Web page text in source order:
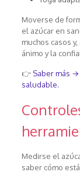
Moverse de
el azúcar en
muchos casos
ánimo y la
👉 Saber más
saludable.
Medirse el
saber cómo